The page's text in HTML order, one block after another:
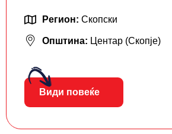
Регион: Скопски
Општина: Центар (Скопје)
Види повеќе